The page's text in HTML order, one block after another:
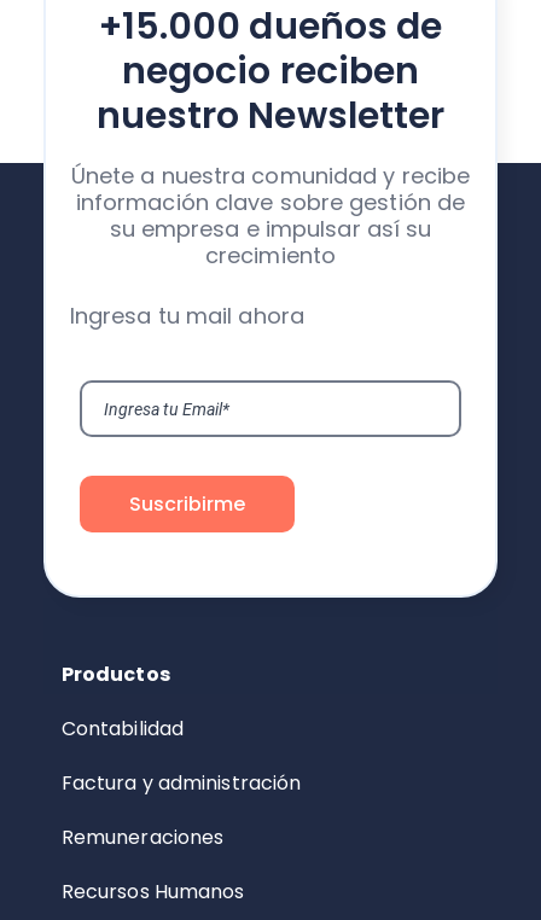
+15.000 dueños de
negocio reciben
nuestro Newsletter
Únete a nuestra comunidad y recibe
información clave sobre gestión de
su empresa e impulsar así su
crecimiento
Ingresa tu mail ahora
Productos
Contabilidad
Factura y administración
Remuneraciones
Recursos Humanos